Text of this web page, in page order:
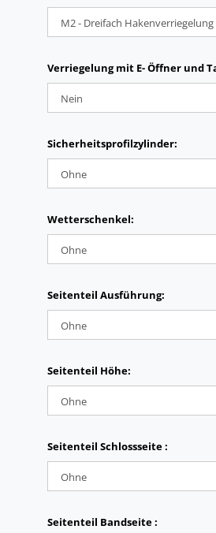
Verriegelung mit E- Öffner und
Sicherheitsprofilzylinder:
Wetterschenkel:
Seitenteil Ausführung:
Seitenteil Höhe:
Seitenteil Schlossseite :
Seitenteil Bandseite :